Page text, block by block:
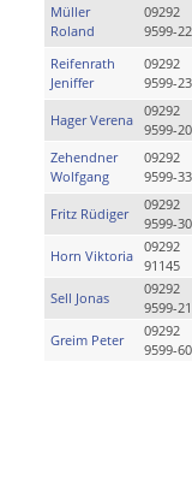
Müller
Roland
09292
9599-22
Reifenrath
Jeniffer
09292
9599-23
Hager Verena
09292
9599-20
Zehendner
Wolfgang
09292
9599-33
Fritz Rüdiger
09292
9599-30
Horn Viktoria
09292
91145
Sell Jonas
09292
9599-21
Greim Peter
09292
9599-60